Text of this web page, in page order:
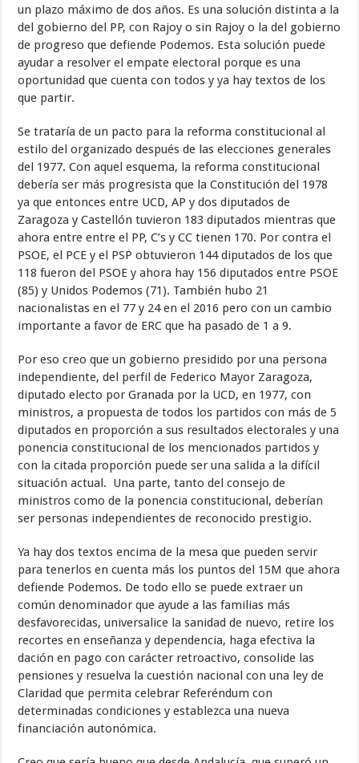
un plazo máximo de dos años. Es una solución distinta a la
del gobierno del PP, con Rajoy o sin Rajoy o la del gobierno
de progreso que defiende Podemos. Esta solución puede
ayudar a resolver el empate electoral porque es una
oportunidad que cuenta con todos y ya hay textos de los
que partir.
Se trataría de un pacto para la reforma constitucional al
estilo del organizado después de las elecciones generales
del 1977. Con aquel esquema, la reforma constitucional
debería ser más progresista que la Constitución del 1978
ya que entonces entre UCD, AP y dos diputados de
Zaragoza y Castellón tuvieron 183 diputados mientras que
ahora entre entre el PP, C’s y CC tienen 170. Por contra el
PSOE, el PCE y el PSP obtuvieron 144 diputados de los que
118 fueron del PSOE y ahora hay 156 diputados entre PSOE
(85) y Unidos Podemos (71). También hubo 21
nacionalistas en el 77 y 24 en el 2016 pero con un cambio
importante a favor de ERC que ha pasado de 1 a 9.
Por eso creo que un gobierno presidido por una persona
independiente, del perfil de Federico Mayor Zaragoza,
diputado electo por Granada por la UCD, en 1977, con
ministros, a propuesta de todos los partidos con más de 5
diputados en proporción a sus resultados electorales y una
ponencia constitucional de los mencionados partidos y
con la citada proporción puede ser una salida a la difícil
situación actual. Una parte, tanto del consejo de
ministros como de la ponencia constitucional, deberían
ser personas independientes de reconocido prestigio.
Ya hay dos textos encima de la mesa que pueden servir
para tenerlos en cuenta más los puntos del 15M que ahora
defiende Podemos. De todo ello se puede extraer un
común denominador que ayude a las familias más
desfavorecidas, universalice la sanidad de nuevo, retire los
recortes en enseñanza y dependencia, haga efectiva la
dación en pago con carácter retroactivo, consolide las
pensiones y resuelva la cuestión nacional con una ley de
Claridad que permita celebrar Referéndum con
determinadas condiciones y establezca una nueva
financiación autonómica.